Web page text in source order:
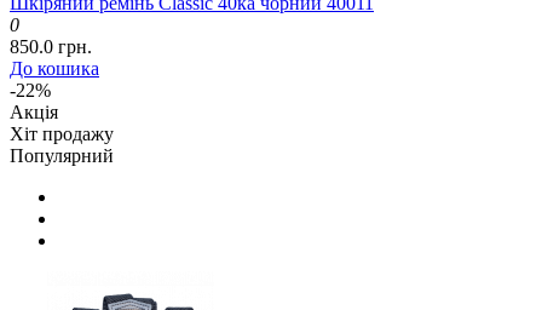
0
850.0 грн.
До кошика
-22%
Акція
Хіт продажу
Популярний